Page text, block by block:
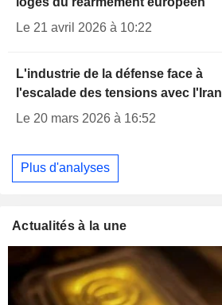
Le 21 avril 2026 à 10:22
L'industrie de la défense face à
l'escalade des tensions avec l'Iran
Le 20 mars 2026 à 16:52
Plus d'analyses
Actualités à la une